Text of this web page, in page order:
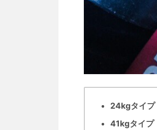
24kgタイプ
41kgタイプ